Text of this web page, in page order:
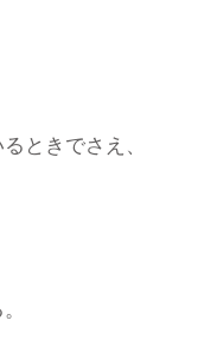
ときでさえ、